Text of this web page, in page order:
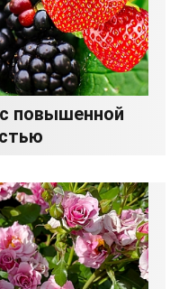
повышенной